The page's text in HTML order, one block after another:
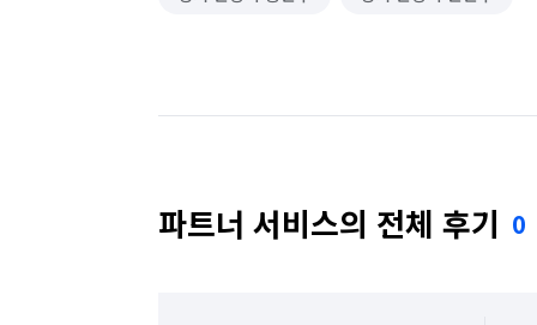
파트너 서비스의 전체 후기 0